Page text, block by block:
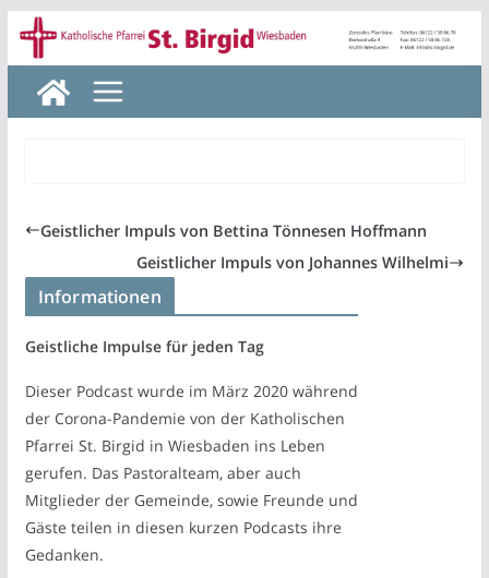
Zum
Inhalt
springen
Geistlicher Impuls von Bettina Tönnesen Hoffmann
Geistlicher Impuls von Johannes Wilhelmi
Informationen
Geistliche Impulse für jeden Tag
Dieser Podcast wurde im März 2020 während
der Corona-Pandemie von der Katholischen
Pfarrei St. Birgid in Wiesbaden ins Leben
gerufen. Das Pastoralteam, aber auch
Mitglieder der Gemeinde, sowie Freunde und
Gäste teilen in diesen kurzen Podcasts ihre
Gedanken.